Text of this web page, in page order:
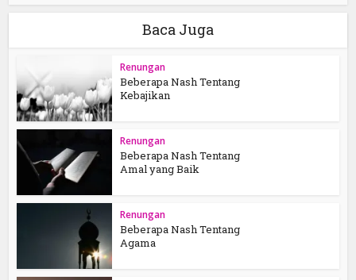
Baca Juga
Renungan
Beberapa Nash Tentang
Kebajikan
Renungan
Beberapa Nash Tentang
Amal yang Baik
Renungan
Beberapa Nash Tentang
Agama